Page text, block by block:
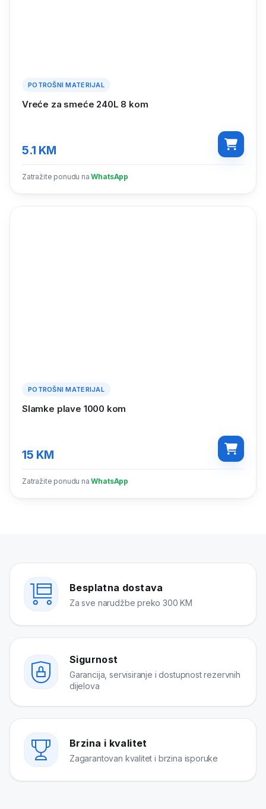
POTROŠNI MATERIJAL
Vreće za smeće 240L 8 kom
5.1 KM
Zatražite ponudu na WhatsApp
POTROŠNI MATERIJAL
Slamke plave 1000 kom
15 KM
Zatražite ponudu na WhatsApp
Besplatna dostava
Za sve narudžbe preko 300 KM
Sigurnost
Garancija, servisiranje i dostupnost rezervnih
dijelova
Brzina i kvalitet
Zagarantovan kvalitet i brzina isporuke